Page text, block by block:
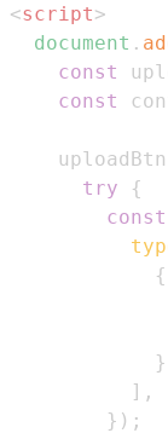
<script>
document .
const
const
    uploadBtn
try
{
const
{
}
] ,
} ) ;